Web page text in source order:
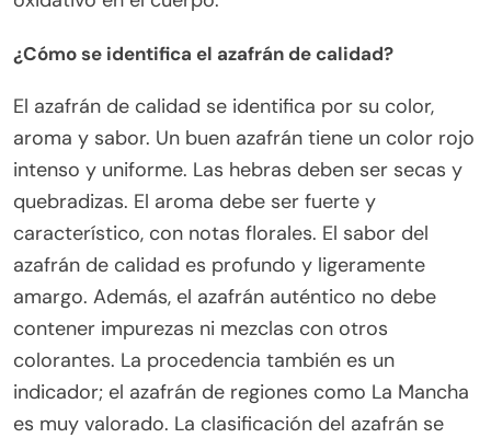
¿Cómo se identifica el azafrán de calidad?
El azafrán de calidad se identifica por su color,
aroma y sabor. Un buen azafrán tiene un color rojo
intenso y uniforme. Las hebras deben ser secas y
quebradizas. El aroma debe ser fuerte y
característico, con notas florales. El sabor del
azafrán de calidad es profundo y ligeramente
amargo. Además, el azafrán auténtico no debe
contener impurezas ni mezclas con otros
colorantes. La procedencia también es un
indicador; el azafrán de regiones como La Mancha
es muy valorado. La clasificación del azafrán se